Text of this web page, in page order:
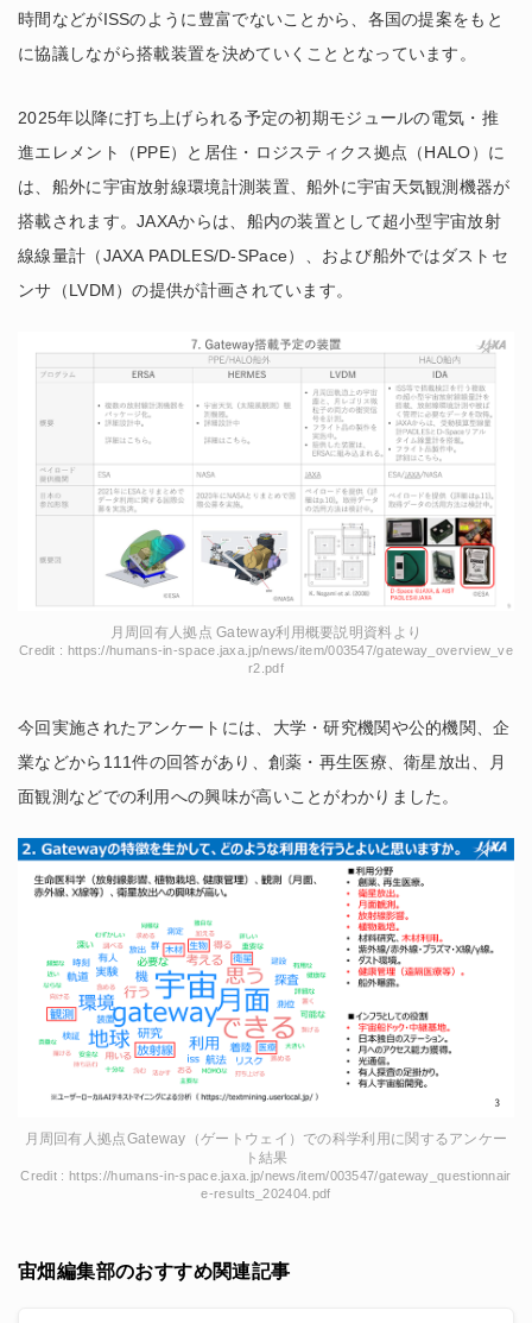
時間などがISSのように豊富でないことから、各国の提案をもと
に協議しながら搭載装置を決めていくこととなっています。
2025年以降に打ち上げられる予定の初期モジュールの電気・推
進エレメント（PPE）と居住・ロジスティクス拠点（HALO）に
は、船外に宇宙放射線環境計測装置、船外に宇宙天気観測機器が
搭載されます。JAXAからは、船内の装置として超小型宇宙放射
線線量計（JAXA PADLES/D-SPace）、および船外ではダストセ
ンサ（LVDM）の提供が計画されています。
月周回有人拠点 Gateway利用概要説明資料より
Credit : https://humans-in-space.jaxa.jp/news/item/003547/gateway_overview_ve
r2.pdf
今回実施されたアンケートには、大学・研究機関や公的機関、企
業などから111件の回答があり、創薬・再生医療、衛星放出、月
面観測などでの利用への興味が高いことがわかりました。
月周回有人拠点Gateway（ゲートウェイ）での科学利用に関するアンケー
ト結果
Credit : https://humans-in-space.jaxa.jp/news/item/003547/gateway_questionnair
e-results_202404.pdf
宙畑編集部のおすすめ関連記事